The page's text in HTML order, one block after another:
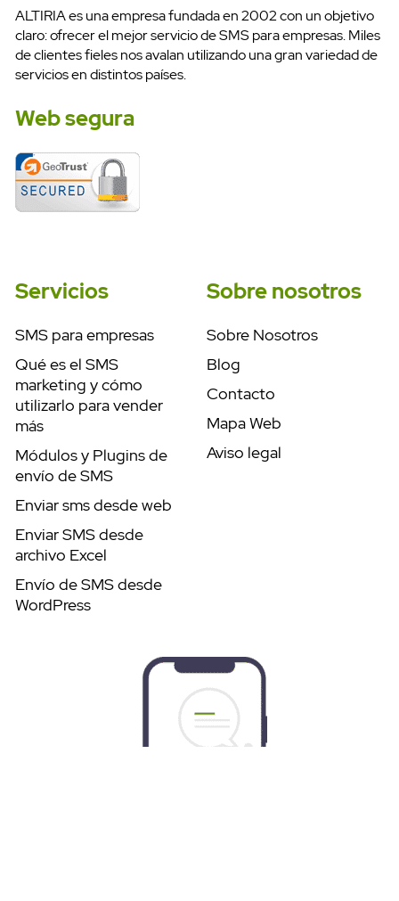
ALTIRIA es una empresa fundada en 2002 con un objetivo
claro: ofrecer el mejor servicio de SMS para empresas. Miles
de clientes fieles nos avalan utilizando una gran variedad de
servicios en distintos países.
Web segura
Servicios
SMS para empresas
Qué es el SMS
marketing y cómo
utilizarlo para vender
más
Módulos y Plugins de
envío de SMS
Enviar sms desde web
Enviar SMS desde
archivo Excel
Envío de SMS desde
WordPress
Sobre nosotros
Sobre Nosotros
Blog
Contacto
Mapa Web
Aviso legal